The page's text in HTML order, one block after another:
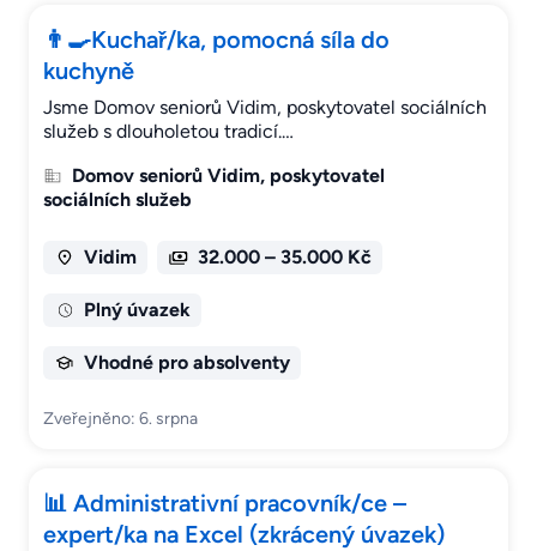
👨‍🍳Kuchař/ka, pomocná síla do
kuchyně
Jsme Domov seniorů Vidim, poskytovatel sociálních
služeb s dlouholetou tradicí.…
Domov seniorů Vidim, poskytovatel
sociálních služeb
Vidim 32.000 – 35.000 Kč
Plný úvazek
Vhodné pro absolventy
Zveřejněno: 6. srpna
📊 Administrativní pracovník/ce –
expert/ka na Excel (zkrácený úvazek)